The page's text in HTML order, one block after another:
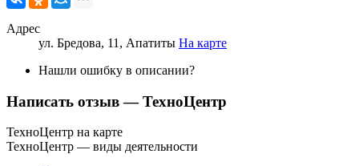
Адрес
ул. Бредова, 11, Апатиты На карте
Нашли ошибку в описании?
Написать отзыв— ТехноЦентр
ТехноЦентр на карте
ТехноЦентр — виды деятельности